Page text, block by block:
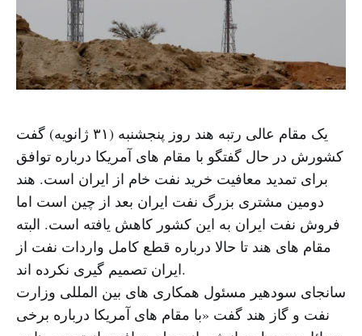
یک مقام عالی رتبه هند روز پنجشنبه (۳۱ ژانویه) گفت
کشورش در حال گفتگو با مقام های آمریکا درباره توافق
برای تمدید معافیت خرید نفت خام از ایران است. هند
دومین مشتری بزرگ نفت ایران بعد از چین است اما
فروش نفت ایران به این کشور کاهش یافته است. البته
مقام های هند تا حالا درباره قطع کامل واردات نفت از
ایران تصمیم گیری نکرده اند.
سانجای سودهیر مسئول همکاری های بین المللی وزارت
نفت و گاز هند گفت «با مقام های آمریکا درباره برخی